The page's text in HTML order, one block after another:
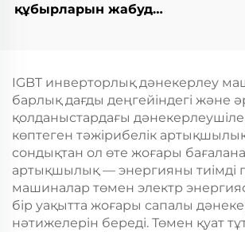
құбырларын жабуды
IGBT инверторлық дәнекерлеу
барлық дағды деңгейіндегі және
қолданыстардағы
көптеген тәжірибелік
сондықтан ол өте жоғары
артықшылық — энергияны тиімді
машиналар төмен электр
бір уақытта жоғары сапалы
нәтижелерін береді. Төмен қуат